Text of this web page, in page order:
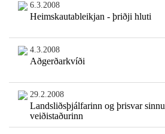
6.3.2008
Heimskautableikjan - þriðji hluti
4.3.2008
Aðgerðarkvíði
29.2.2008
Landsliðsþjálfarinn og þrisvar
veiðistaðurinn